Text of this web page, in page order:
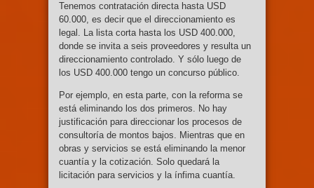
Tenemos contratación directa hasta USD
60.000, es decir que el direccionamiento es
legal. La lista corta hasta los USD 400.000,
donde se invita a seis proveedores y resulta un
direccionamiento controlado. Y sólo luego de
los USD 400.000 tengo un concurso público.
Por ejemplo, en esta parte, con la reforma se
está eliminando los dos primeros. No hay
justificación para direccionar los procesos de
consultoría de montos bajos. Mientras que en
obras y servicios se está eliminando la menor
cuantía y la cotización. Solo quedará la
licitación para servicios y la ínfima cuantía.